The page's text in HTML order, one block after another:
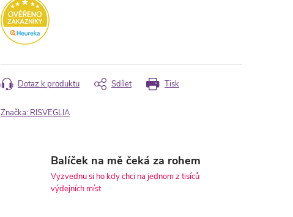
Tisk
Dotaz k produktu Sdílet
Značka: RISVEGLIA
Balíček na mě čeká za rohem
Vyzvednu si ho kdy chci na jednom z tisíců
výdejních míst